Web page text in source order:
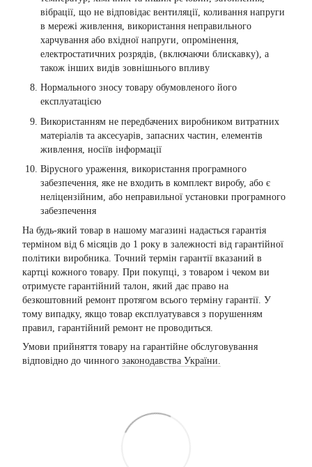
вібрації, що не відповідає вентиляції, коливання напруги
в мережі живлення, використання неправильного
харчування або вхідної напруги, опромінення,
електростатичних розрядів, (включаючи блискавку), а
також інших видів зовнішнього впливу
Нормального зносу товару обумовленого його
експлуатацією
Використанням не передбачених виробником витратних
матеріалів та аксесуарів, запасних частин, елементів
живлення, носіїв інформації
Вірусного ураження, використання програмного
забезпечення, яке не входить в комплект виробу, або є
неліцензійним, або неправильної установки програмного
забезпечення
На будь-який товар в нашому магазині надається гарантія
терміном від 6 місяців до 1 року в залежності від гарантійної
політики виробника. Точний термін гарантії вказаний в
картці кожного товару. При покупці, з товаром і чеком ви
отримуєте гарантійний талон, який дає право на
безкоштовний ремонт протягом всього терміну гарантії. У
тому випадку, якщо товар експлуатувався з порушенням
правил, гарантійний ремонт не проводиться.
Умови прийняття товару на гарантійне обслуговування
відповідно до чинного законодавства України.